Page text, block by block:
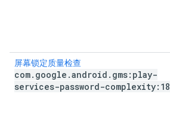
屏幕锁定质量检查
com. google .android . gms:play-
services-password-complexity:18